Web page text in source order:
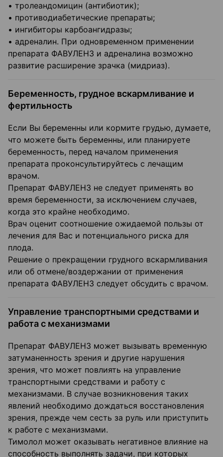
• тролеандомицин (антибиотик);
• противодиабетические препараты;
• ингибиторы карбоангидразы;
• адреналин. При одновременном применении
препарата ФАВУЛЕНЗ и адреналина возможно
развитие расширение зрачка (мидриаз).
Беременность, грудное вскармливание и
фертильность
Если Вы беременны или кормите грудью, думаете,
что можете быть беременны, или планируете
беременность, перед началом применения
препарата проконсультируйтесь с лечащим
врачом.
Препарат ФАВУЛЕНЗ не следует применять во
время беременности, за исключением случаев,
когда это крайне необходимо.
Врач оценит соотношение ожидаемой пользы от
лечения для Вас и потенциального риска для
плода.
Решение о прекращении грудного вскармливания
или об отмене/воздержании от применения
препарата ФАВУЛЕНЗ следует обсудить с врачом.
Управление транспортными средствами и
работа с механизмами
Препарат ФАВУЛЕНЗ может вызывать временную
затуманенность зрения и другие нарушения
зрения, что может повлиять на управление
транспортными средствами и работу с
механизмами. В случае возникновения таких
явлений необходимо дождаться восстановления
зрения, прежде чем сесть за руль или приступить
к работе с механизмами.
Тимолол может оказывать негативное влияние на
способность выполнять задачи, при которых